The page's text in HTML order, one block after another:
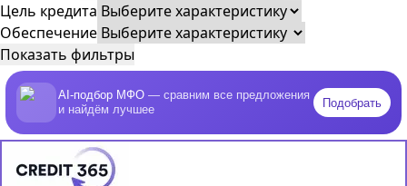
Цель кредита
Обеспечение
Показать фильтры
AI-подбор МФО — сравним все предложения
и найдём лучшее
Подобрать